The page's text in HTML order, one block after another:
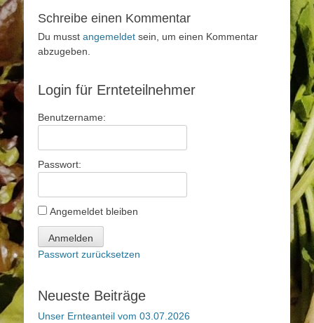
Schreibe einen Kommentar
Du musst angemeldet sein, um einen Kommentar
abzugeben.
Login für Ernteteilnehmer
Benutzername:
Passwort:
Angemeldet bleiben
Anmelden
Passwort zurücksetzen
Neueste Beiträge
Unser Ernteanteil vom 03.07.2026